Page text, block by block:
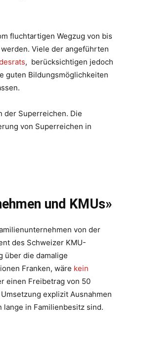
fluchtartigen Wegzug von bis
Viele der angeführten
, berücksichtigen jedoch
guten Bildungsmöglichkeiten
der Superreichen. Die
von Superreichen in
und KMUs»
von der
des Schweizer KMU-
über die damalige
Franken, wäre kein
einen Freibetrag von 50
explizit Ausnahmen
in Familienbesitz sind.